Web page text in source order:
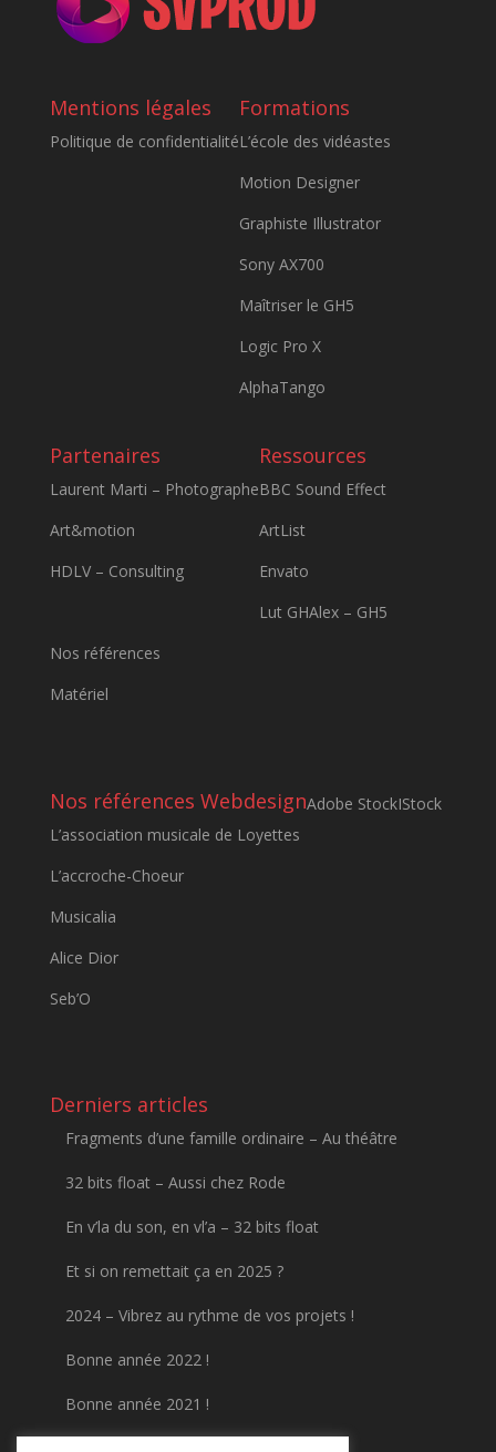
Mentions légales
Politique de confidentialité
Formations
L’école des vidéastes
Motion Designer
Graphiste Illustrator
Sony AX700
Maîtriser le GH5
Logic Pro X
AlphaTango
Partenaires
Laurent Marti – Photographe
Art&motion
HDLV – Consulting
Nos références
Matériel
Ressources
BBC Sound Effect
ArtList
Envato
Lut GHAlex – GH5
Nos références Webdesign
L’association musicale de Loyettes
L’accroche-Choeur
Musicalia
Alice Dior
Seb’O
Adobe StockIStock
Derniers articles
Fragments d’une famille ordinaire – Au théâtre
32 bits float – Aussi chez Rode
En v’la du son, en vl’a – 32 bits float
Et si on remettait ça en 2025 ?
2024 – Vibrez au rythme de vos projets !
Bonne année 2022 !
Bonne année 2021 !